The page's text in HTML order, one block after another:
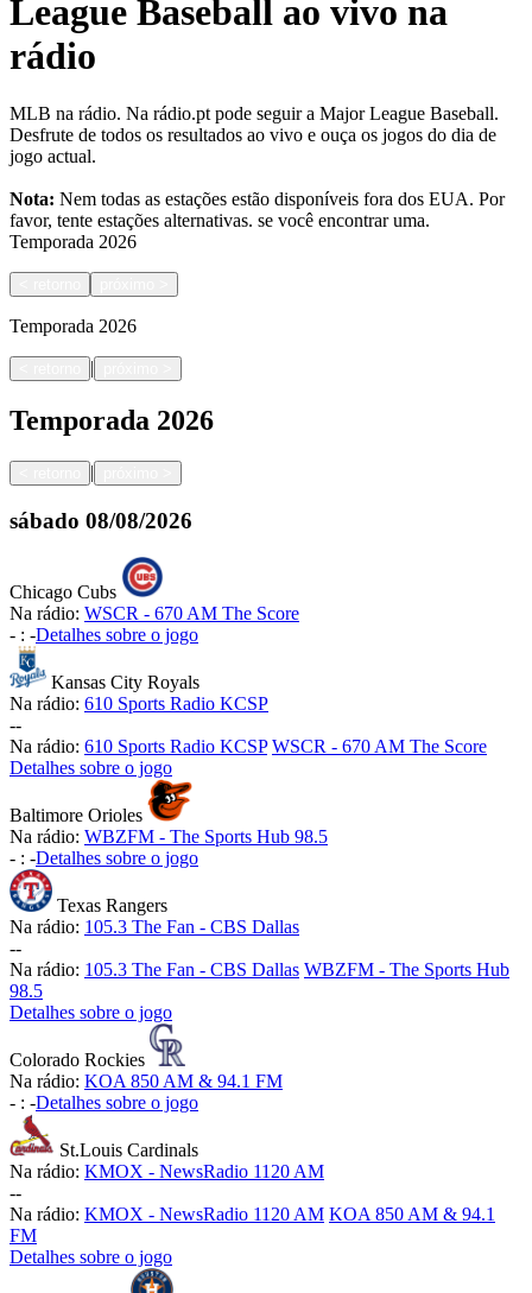
League Baseball ao vivo na
rádio
MLB na rádio. Na rádio.pt pode seguir a Major League Baseball.
Desfrute de todos os resultados ao vivo e ouça os jogos do dia de
jogo actual.
Nota: Nem todas as estações estão disponíveis fora dos EUA. Por
favor, tente estações alternativas. se você encontrar uma.
Temporada 2026
Temporada 2026
|
Temporada 2026
|
sábado 08/08/2026
Chicago Cubs
Na rádio: WSCR - 670 AM The Score
- : -Detalhes sobre o jogo
Kansas City Royals
Na rádio: 610 Sports Radio KCSP
--
Na rádio: 610 Sports Radio KCSP WSCR - 670 AM The Score
Detalhes sobre o jogo
Baltimore Orioles
Na rádio: WBZFM - The Sports Hub 98.5
- : -Detalhes sobre o jogo
Texas Rangers
Na rádio: 105.3 The Fan - CBS Dallas
--
Na rádio: 105.3 The Fan - CBS Dallas WBZFM - The Sports Hub
98.5
Detalhes sobre o jogo
Colorado Rockies
Na rádio: KOA 850 AM & 94.1 FM
- : -Detalhes sobre o jogo
St.Louis Cardinals
Na rádio: KMOX - NewsRadio 1120 AM
--
Na rádio: KMOX - NewsRadio 1120 AM KOA 850 AM & 94.1
FM
Detalhes sobre o jogo